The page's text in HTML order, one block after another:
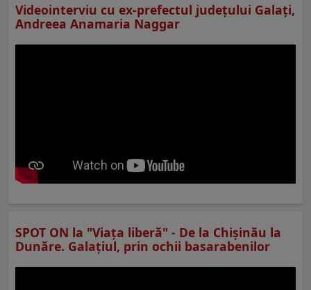
Videointerviu cu ex-prefectul judeţului Galaţi,
Andreea Anamaria Naggar
SPOT ON la "Viaţa liberă" - De la Chișinău la
Dunăre. Galațiul, prin ochii basarabenilor